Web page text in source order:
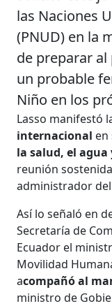
las Naciones
(PNUD) en la
de preparar
un probable
Niño en los
Lasso manifestó
internacional en
la salud, el
reunión
administrador
Así lo señaló en
Secretaría de
Ecuador el
Movilidad
acompañó al
ministro de